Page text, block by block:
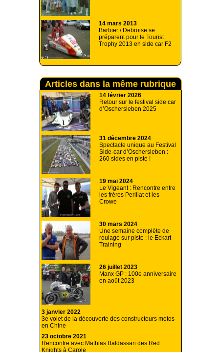
14 mars 2013
Barbier / Debroise se
préparent pour le Tourist
Trophy 2013 en side car F2
Articles dans la même rubrique
14 février 2026
Retour sur le festival side car
d’Oschersleben 2025
31 décembre 2024
Spectacle unique au Festival
Side-car d’Oschersleben :
260 sides en piste !
19 mai 2024
Le Vigeant : Rencontre entre
les frères Perillat et les
Crowe
30 mars 2024
Une semaine complète de
roulage sur piste : le Eckart
Training
26 juillet 2023
Manx GP : 100e anniversaire
en août 2023
3 janvier 2022
3e volet de la découverte des constructeurs motos
en Chine
23 octobre 2021
Rencontre avec Mathias Baldassari des Red
Knights à Carole